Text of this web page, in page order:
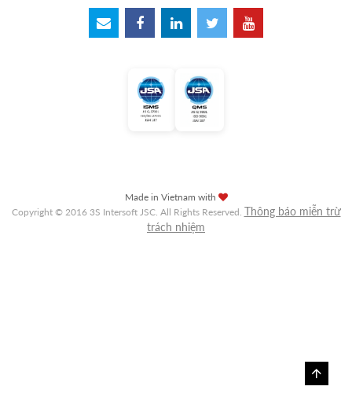
Made in Vietnam with
Copyright © 2016 3S Intersoft JSC. All Rights Reserved. Thông báo miễn trừ
trách nhiệm